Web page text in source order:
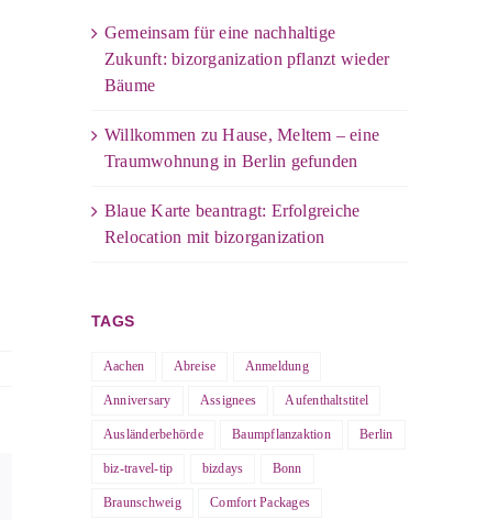
Gemeinsam für eine nachhaltige
Zukunft: bizorganization pflanzt wieder
Bäume
Willkommen zu Hause, Meltem – eine
Traumwohnung in Berlin gefunden
Blaue Karte beantragt: Erfolgreiche
Relocation mit bizorganization
TAGS
Aachen Abreise Anmeldung
Anniversary Assignees Aufenthaltstitel
Ausländerbehörde Baumpflanzaktion Berlin
biz-travel-tip bizdays Bonn
Braunschweig Comfort Packages